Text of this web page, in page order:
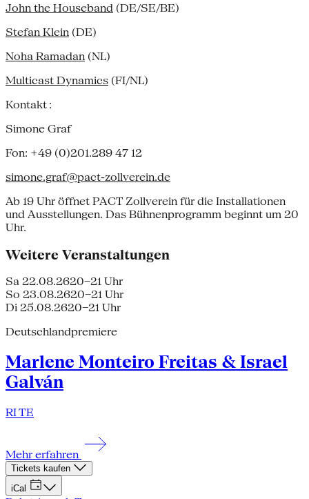
John the Houseband (DE/SE/BE)
Stefan Klein (DE)
Noha Ramadan (NL)
Multicast Dynamics (FI/NL)
Kontakt :
Simone Graf
Fon: +49 (0)201.289 47 12
simone.graf@pact-zollverein.de
Ab 19 Uhr öffnet PACT Zollverein für die Installationen
und Ausstellungen. Das Bühnenprogramm beginnt um 20
Uhr.
Weitere Veranstaltungen
Sa 22.08.2620–21 Uhr
So 23.08.2620–21 Uhr
Di 25.08.2620–21 Uhr
Deutschlandpremiere
Marlene Monteiro Freitas & Israel
Galván
RI TE
Mehr erfahren
Tickets kaufen
iCal